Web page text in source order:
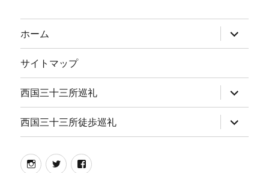
ホーム
ブ
メ
ー
を
展
開
サイトマップ
西国三十三所巡礼
ブ
メ
ュ
ー
西国三十三所徒歩巡礼
ブ
メ
instagram
twitterfacebook